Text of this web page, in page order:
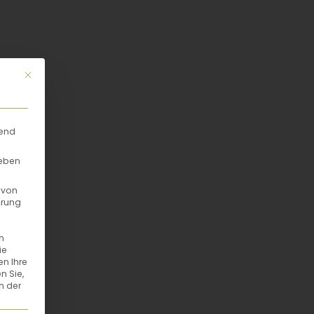
Mit diesem Button wird der Dialog geschlossen. Seine
Ihre
Sie,
der